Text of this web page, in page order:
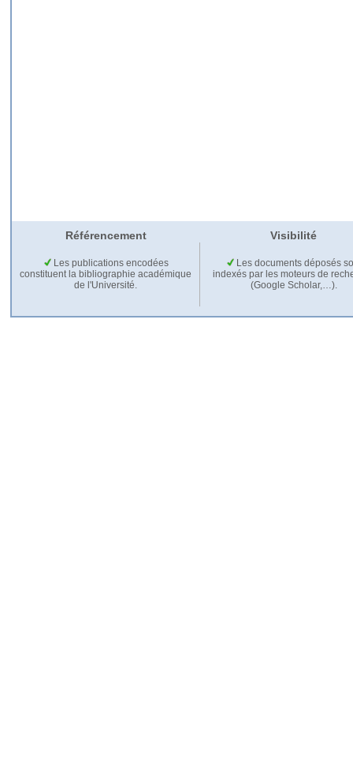
Référencement Visibilité
Les publications encodées
constituent la bibliographie académique
de l'Université.
Les documents déposés
indexés par les moteurs de
(Google Scholar,…).